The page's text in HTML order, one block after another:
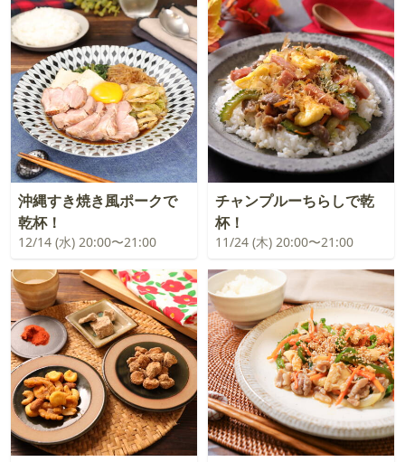
沖縄すき焼き風ポークで
乾杯！
12/14 (水) 20:00〜21:00
チャンプルーちらしで乾
杯！
11/24 (木) 20:00〜21:00